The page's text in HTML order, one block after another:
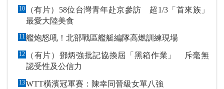
10
（有片）58位台灣青年赴京參訪 超1/3「首來族」
最愛大陸美食
11艦炮怒吼！北部戰區艦艇編隊高燃訓練現場
12
（有片）鄧炳強批記協換屆「黑箱作業」 斥毫無
認受性及公信力
13WTT橫濱冠軍賽：陳幸同晉級女單八強